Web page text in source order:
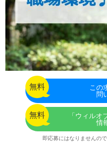
無料 この
問
無料
「ウィルオ
情
即応募にはなりませんの